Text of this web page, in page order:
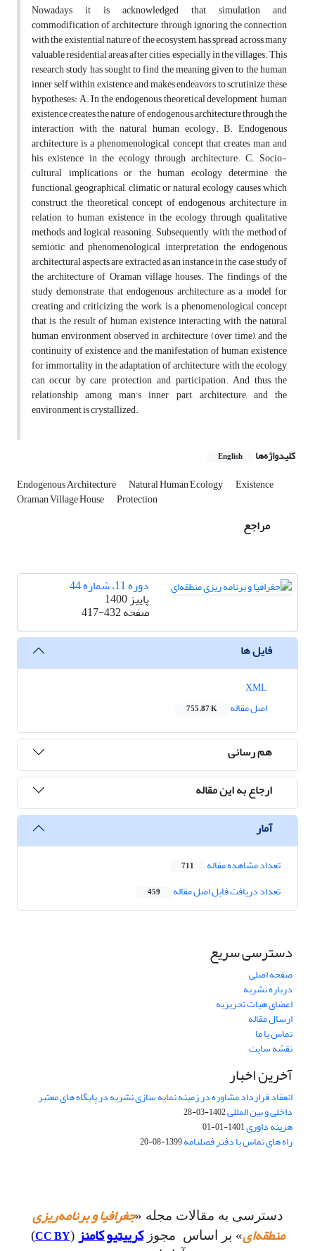
Nowadays it is acknowledged that simulation and
commodification of architecture through ignoring the connection
with the existential nature of the ecosystem, has spread across many
valuable residential areas after cities, especially in the villages. This
research study has sought to find the meaning given to the human
inner self within existence and makes endeavors to scrutinize these
hypotheses: A. In the endogenous theoretical development, human
existence creates the nature of endogenous architecture through the
interaction with the natural human ecology. B. Endogenous
architecture is a phenomenological concept that creates man and
his existence in the ecology through architecture. C. Socio-
cultural implications or the human ecology determine the
functional, geographical, climatic or natural ecology causes which
construct the theoretical concept of endogenous architecture in
relation to human existence in the ecology through qualitative
methods and logical reasoning. Subsequently, with the method of
semiotic and phenomenological interpretation, the endogenous
architectural aspects are extracted as an instance in the case study of
the architecture of Oraman village houses. The findings of the
study demonstrate that endogenous architecture as a model for
creating and criticizing the work, is a phenomenological concept
that is the result of human existence interacting with the natural
human environment observed in architecture (over time), and the
continuity of existence and the manifestation of human existence
for immortality in the adaptation of architecture with the ecology
can occur by care, protection, and participation. And thus the
relationship among man’s inner part, architecture, and the
environment is crystallized.
کلیدواژه‌ها English
Endogenous Architecture Natural Human Ecology Existence
Oraman Village House Protection
مراجع
دوره 11، شماره 44
پاییز 1400
صفحه417-432
فایل ها
اصل مقاله
755.87 K
هم رسانی
ارجاع به این مقاله
آمار
تعداد مشاهده مقاله 711
تعداد دریافت فایل اصل مقاله 459
دسترسی سریع
صفحه اصلی
درباره نشریه
اعضای هیات تحریریه
ارسال مقاله
تماس با ما
نقشه سایت
آخرین اخبار
انعقاد قرارداد مشاوره در زمینه نمایه سازی نشریه در پایگاه های معتبر
داخلی و بین المللی1402-03-28
هزینه داوری1401-01-01
راه های تماس با دفتر فصلنامه1399-08-20
دسترسی به مقالات مجله «جغرافیا و برنامه‌ریزی
منطقه‌ای» بر اساس مجوزکرییتیو کامنز (
CC BY
)